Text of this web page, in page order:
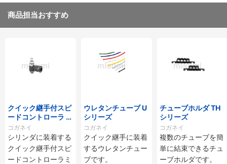
商品担当おすすめ
クイック継手付スピ
ードコントローラ ス
タンダードタイプ S
C□-M・SS□-Mシ
リーズ
コガネイ
シリンダに装着する
クイック継手付スピ
ードコントローラミ
ウレタンチューブ U
シリーズ
コガネイ
クイック継手に装着
するウレタンチュー
ブです。
チューブホルダ TH
シリーズ
コガネイ
複数のチューブを簡
単に結束できるチュ
ーブホルダです。